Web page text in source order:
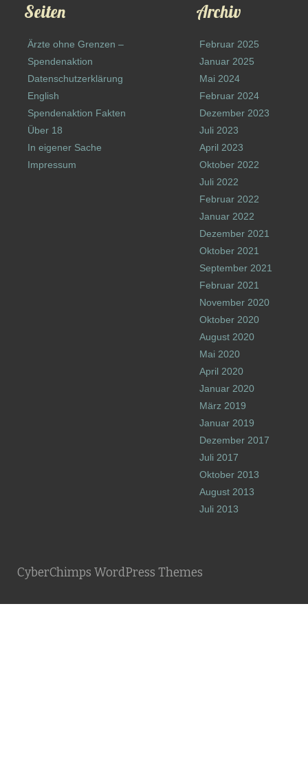
Seiten
Ärzte ohne Grenzen –
Spendenaktion
Datenschutzerklärung
English
Spendenaktion Fakten
Über 18
In eigener Sache
Impressum
Archiv
Februar 2025
Januar 2025
Mai 2024
Februar 2024
Dezember 2023
Juli 2023
April 2023
Oktober 2022
Juli 2022
Februar 2022
Januar 2022
Dezember 2021
Oktober 2021
September 2021
Februar 2021
November 2020
Oktober 2020
August 2020
Mai 2020
April 2020
Januar 2020
März 2019
Januar 2019
Dezember 2017
Juli 2017
Oktober 2013
August 2013
Juli 2013
CyberChimps WordPress Themes